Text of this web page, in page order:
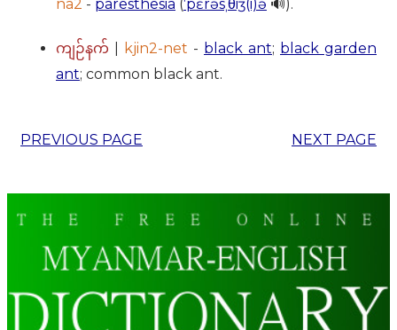
na2 - paresthesia (ˈpɛrəsˌθiʒ(i)ə 🔊).
ကျဉ်နက် kjin2-net - black ant; black garden
ant; common black ant.
PREVIOUS PAGE NEXT PAGE